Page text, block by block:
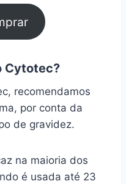
Cytotec?
recomendamos
por conta da
de gravidez.
na maioria dos
é usada até 23